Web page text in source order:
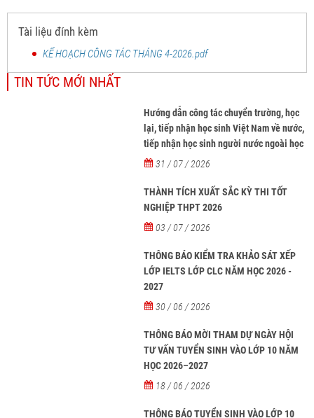
Tài liệu đính kèm
KẾ HOẠCH CÔNG TÁC THÁNG 4-2026.pdf
TIN TỨC MỚI NHẤT
Hướng dẫn công tác chuyển trường, học
lại, tiếp nhận học sinh Việt Nam về nước,
tiếp nhận học sinh người nước ngoài học
tại các trường từ năm học 2026-2027
31 / 07 / 2026
THÀNH TÍCH XUẤT SẮC KỲ THI TỐT
NGHIỆP THPT 2026
03 / 07 / 2026
THÔNG BÁO KIỂM TRA KHẢO SÁT XẾP
LỚP IELTS LỚP CLC NĂM HỌC 2026 -
2027
30 / 06 / 2026
THÔNG BÁO MỜI THAM DỰ NGÀY HỘI
TƯ VẤN TUYỂN SINH VÀO LỚP 10 NĂM
HỌC 2026–2027
18 / 06 / 2026
THÔNG BÁO TUYỂN SINH VÀO LỚP 10